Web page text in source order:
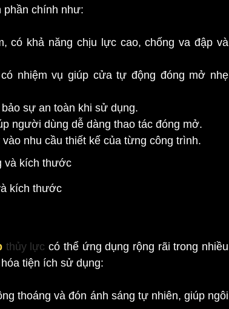
phần chính như:
có khả năng chịu lực cao, chống va đập và
nhiệm vụ giúp cửa tự động đóng mở nhẹ
sự an toàn khi sử dụng.
người dùng dễ dàng thao tác đóng mở.
nhu cầu thiết kế của từng công trình.
kích thước
thủy lực có thể ứng dụng rộng rãi trong nhiều
tiện ích sử dụng:
thoáng và đón ánh sáng tự nhiên, giúp ngôi